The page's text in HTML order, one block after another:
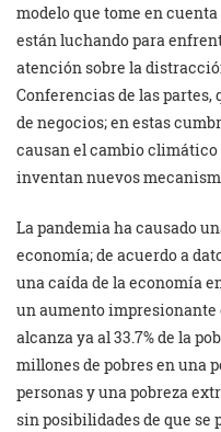
modelo que tome en
están luchando para
atención sobre la
Conferencias de las
de negocios; en estas
causan el cambio
inventan nuevos
La pandemia ha causado
economía; de acuerdo a
una caída de la economía
un aumento impresionante
alcanza ya al 33.7% de la
millones de pobres en una
personas y una pobreza
sin posibilidades de que se